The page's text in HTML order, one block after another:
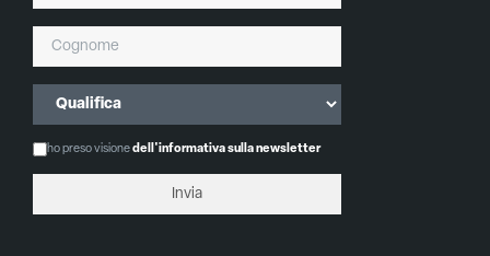
ho preso visionedell'informativa sulla newsletter